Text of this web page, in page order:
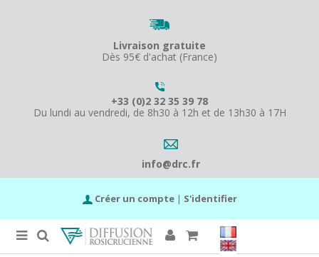
Livraison gratuite
Dès 95€ d'achat (France)
+33 (0)2 32 35 39 78
Du lundi au vendredi, de 8h30 à 12h et de 13h30 à 17H
info@drc.fr
Créer un compte | S'identifier